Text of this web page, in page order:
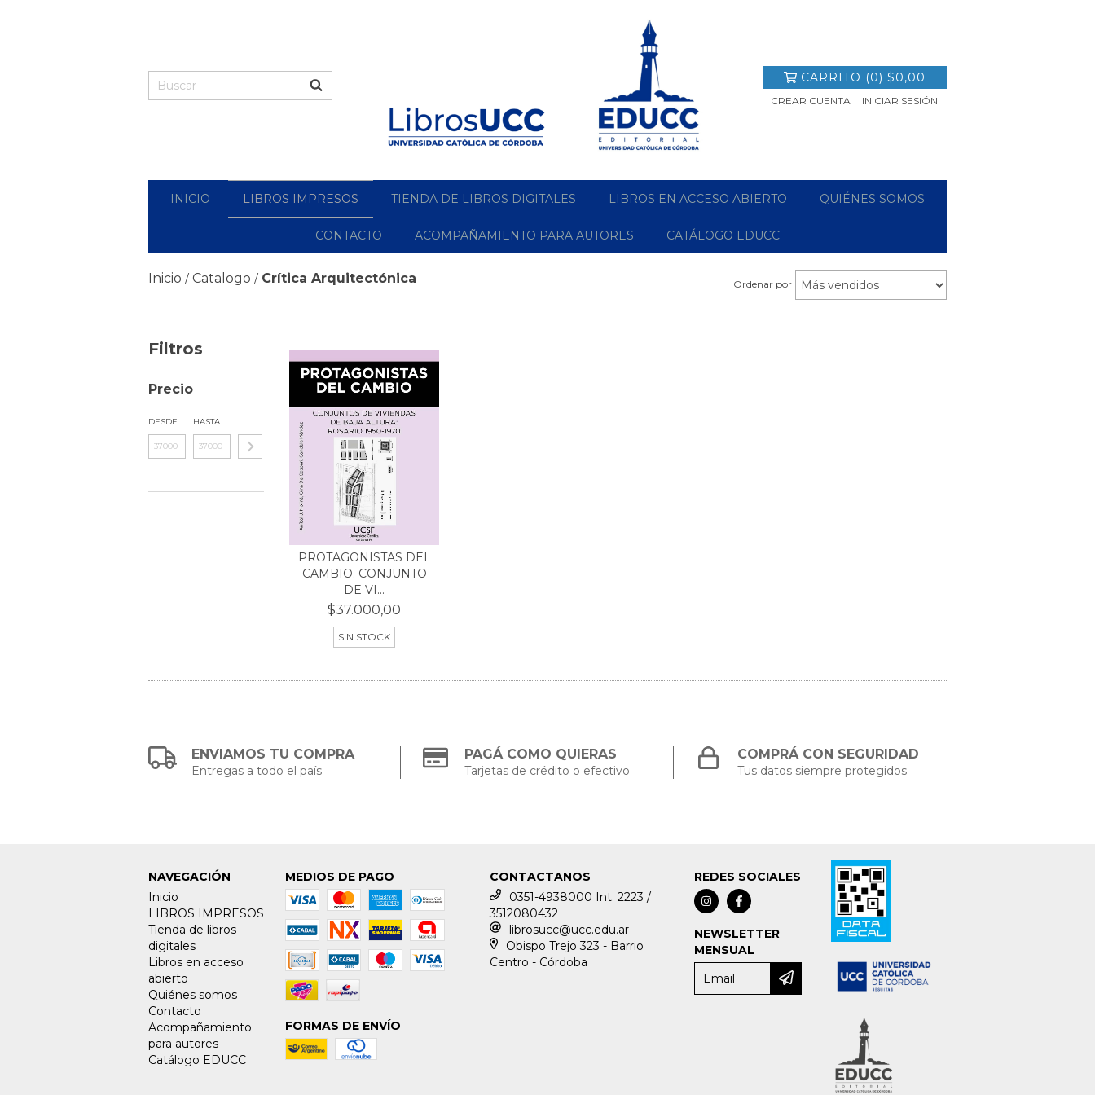
CARRITO (0) $0,00
CREAR CUENTA INICIAR SESIÓN
INICIO LIBROS IMPRESOS TIENDA DE LIBROS DIGITALES LIBROS EN ACCESO ABIERTO QUIÉNES SOMOS
CONTACTO ACOMPAÑAMIENTO PARA AUTORES CATÁLOGO EDUCC
Inicio / Catalogo / Crítica Arquitectónica Ordenar por
Filtros
Precio
DESDE HASTA
PROTAGONISTAS DEL
CAMBIO. CONJUNTO
DE VI...
$37.000,00
SIN STOCK
ENVIAMOS TU COMPRA
Entregas a todo el país
PAGÁ COMO QUIERAS
Tarjetas de crédito o efectivo
COMPRÁ CON SEGURIDAD
Tus datos siempre protegidos
NAVEGACIÓN
Inicio
LIBROS IMPRESOS
Tienda de libros
digitales
Libros en acceso
abierto
Quiénes somos
Contacto
Acompañamiento
para autores
Catálogo EDUCC
MEDIOS DE PAGO
FORMAS DE ENVÍO
CONTACTANOS
0351-4938000 Int. 2223 /
3512080432
librosucc@ucc.edu.ar
Obispo Trejo 323 - Barrio
Centro - Córdoba
REDES SOCIALES
NEWSLETTER
MENSUAL